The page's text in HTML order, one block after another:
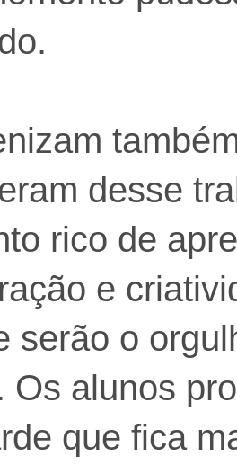
desse
rico de
e
serão o
Os alunos
que fica